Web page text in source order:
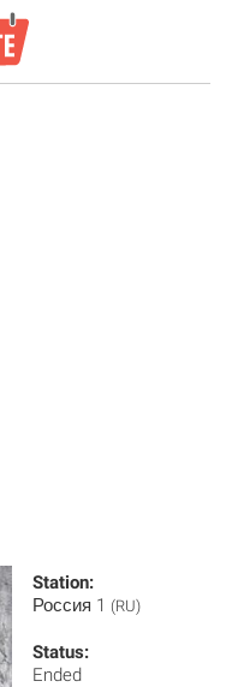
Station:
Россия 1 (RU)
Status:
Ended